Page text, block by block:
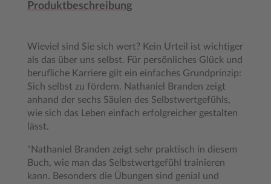
Produktbeschreibung
Wieviel sind Sie sich wert? Kein Urteil ist wichtiger
als das über uns selbst. Für persönliches Glück und
berufliche Karriere gilt ein einfaches Grundprinzip:
Sich selbst zu fördern. Nathaniel Branden zeigt
anhand der sechs Säulen des Selbstwertgefühls,
wie sich das Leben einfach erfolgreicher gestalten
lässt.
"Nathaniel Branden zeigt sehr praktisch in diesem
Buch, wie man das Selbstwertgefühl trainieren
kann. Besonders die Übungen sind genial und